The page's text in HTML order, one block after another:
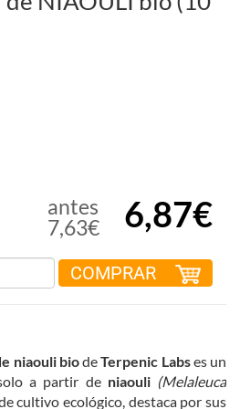
antes
7,63€
6,87€
COMPRAR
niaouli biodeTerpenic Labses un
a partir de niaouli (Melaleuca
cultivo ecológico, destaca por sus